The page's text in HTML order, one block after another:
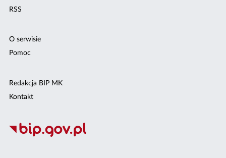
RSS
O serwisie
Pomoc
Redakcja BIP MK
Kontakt